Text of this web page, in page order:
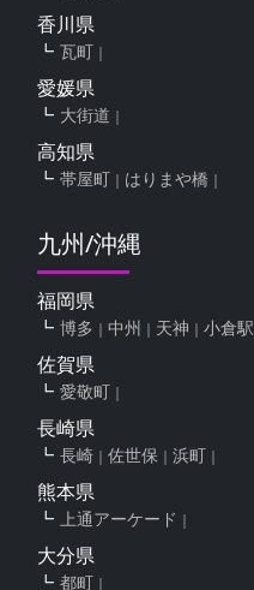
香川県
瓦町
愛媛県
大街道
高知県
帯屋町 はりまや橋
九州/沖縄
福岡県
博多 中州 天神 小倉駅
佐賀県
愛敬町
長崎県
長崎 佐世保 浜町
熊本県
上通アーケード
大分県
都町